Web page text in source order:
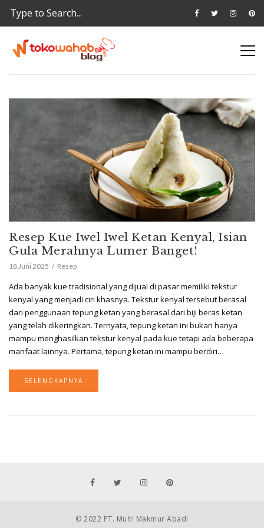
Resep Kue Iwel Iwel Ketan Kenyal, Isian
Gula Merahnya Lumer Banget!
18 Juni 2025 Resep
Ada banyak kue tradisional yang dijual di pasar memiliki tekstur
kenyal yang menjadi ciri khasnya. Tekstur kenyal tersebut berasal
dari penggunaan tepung ketan yang berasal dari biji beras ketan
yang telah dikeringkan. Ternyata, tepung ketan ini bukan hanya
mampu menghasilkan tekstur kenyal pada kue tetapi ada beberapa
manfaat lainnya. Pertama, tepung ketan ini mampu berdiri…
SELENGKAPNYA
© 2022 PT. Multi Makmur Abadi